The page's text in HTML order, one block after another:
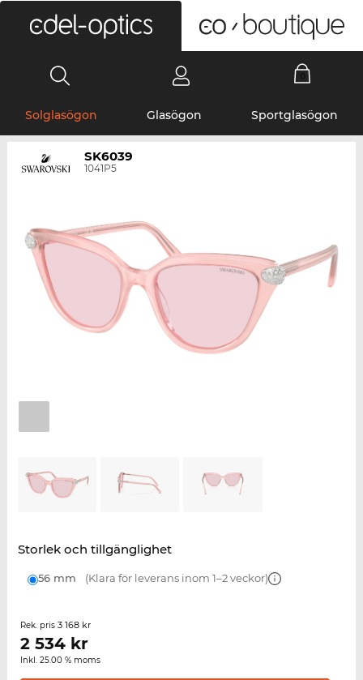
Solglasögon Glasögon Sportglasögon
SK6039
1041P5
Storlek och tillgänglighet
56 mm (Klara för leverans inom 1–2 veckor)
Rek. pris 3 168 kr
2 534kr
Inkl. 25.00 % moms